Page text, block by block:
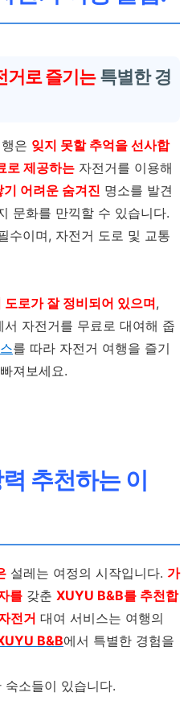
거로 즐기는특별한 경
은 잊지 못할 추억을 선사합
로 제공하는 자전거를 이용해
어려운 숨겨진 명소를 발견
문화를 만끽할 수 있습니다.
수이며, 자전거 도로 및 교통
도로가 잘 정비되어 있으며,
서 자전거를 무료로 대여해 줍
를 따라 자전거 여행을 즐기
져보세요.
추천하는 이
설레는 여정의 시작입니다. 가
를 갖춘 XUYU B&B를 추천합
전거 대여 서비스는 여행의
B&B에서 특별한 경험을
소들이 있습니다.